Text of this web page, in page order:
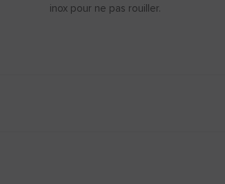
inox pour ne pas rouiller.